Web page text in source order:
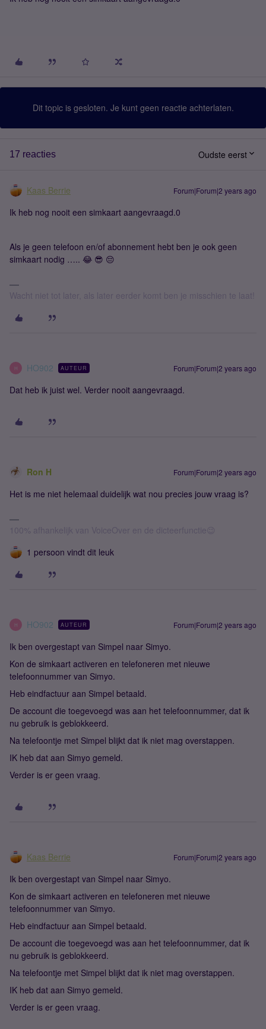
Dit topic is gesloten. Je kunt geen reactie achterlaten.
17 reacties Oudste eerst
Kaas Berrie Forum|Forum|2 years ago
Ik heb nog nooit een simkaart aangevraagd.0
Als je geen telefoon en/of abonnement hebt ben je ook geen
simkaart nodig ….. 😂 😎 😔
Wacht niet tot later, als later eerder komt ben je misschien te laat!
H HO902 AUTEUR Forum|Forum|2 years ago
Dat heb ik juist wel. Verder nooit aangevraagd.
Ron H Forum|Forum|2 years ago
Het is me niet helemaal duidelijk wat nou precies jouw vraag is?
100% afhankelijk van VoiceOver en de dicteerfunctie😉
1 persoon vindt dit leuk
H HO902 AUTEUR Forum|Forum|2 years ago
Ik ben overgestapt van Simpel naar Simyo.
Kon de simkaart activeren en telefoneren met nieuwe
telefoonnummer van Simyo.
Heb eindfactuur aan Simpel betaald.
De account die toegevoegd was aan het telefoonnummer, dat ik
nu gebruik is geblokkeerd.
Na telefoontje met Simpel blijkt dat ik niet mag overstappen.
IK heb dat aan Simyo gemeld.
Verder is er geen vraag.
Kaas Berrie Forum|Forum|2 years ago
Ik ben overgestapt van Simpel naar Simyo.
Kon de simkaart activeren en telefoneren met nieuwe
telefoonnummer van Simyo.
Heb eindfactuur aan Simpel betaald.
De account die toegevoegd was aan het telefoonnummer, dat ik
nu gebruik is geblokkeerd.
Na telefoontje met Simpel blijkt dat ik niet mag overstappen.
IK heb dat aan Simyo gemeld.
Verder is er geen vraag.